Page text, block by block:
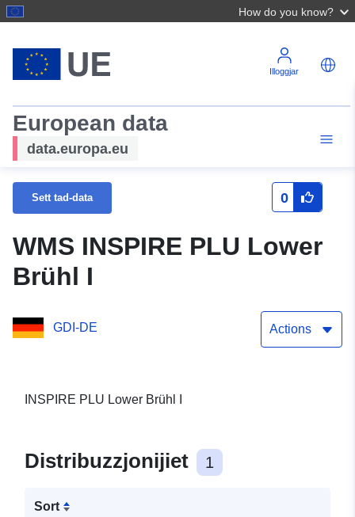
How do you know?
Illoggjar
European data
data.europa.eu
Sett tad-data 0
WMS INSPIRE PLU Lower
Brühl I
GDI-DE Actions
INSPIRE PLU Lower Brühl I
Distribuzzjonijiet 1
Sort